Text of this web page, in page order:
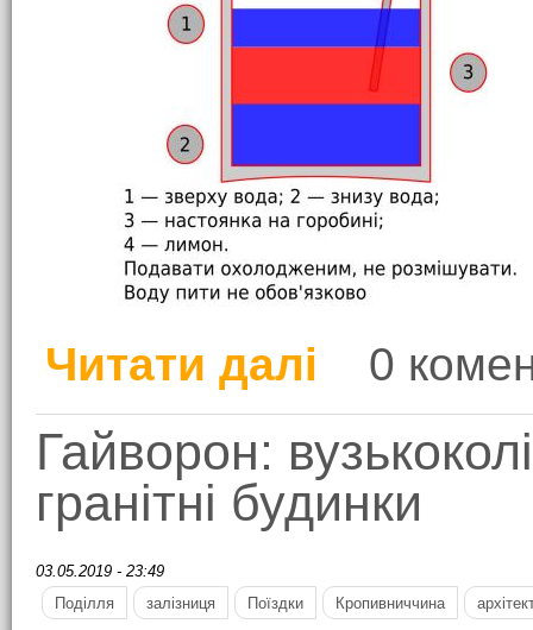
Читати далі про Коктейль
0
Гайворон:
гранітні будинки
03.05.2019 - 23:49
Поділля
залізниця Поїздки Кропивниччина